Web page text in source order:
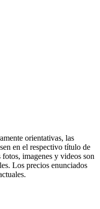
orientativas, las
en el respectivo título de
imagenes y videos son
Los precios enunciados